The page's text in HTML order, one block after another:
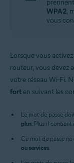
WPA2,
vous
Lorsque vous
routeur, vous devez
votre réseau Wi-Fi.
fort en suivant les
Le mot de passe
plus. Plus il contient
Ce mot de passe
ou services.